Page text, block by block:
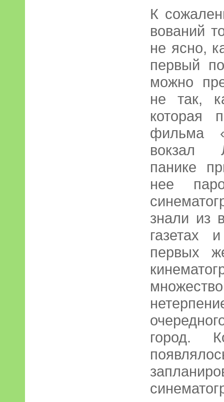
К
вований
не ясно,
первый
можно
не так,
которая
фильма
вокзал
панике
нее
знали из
газетах
первых
город.